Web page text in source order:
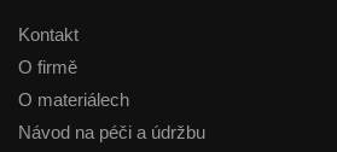
Kontakt
O firmě
O materiálech
Návod na péči a údržbu